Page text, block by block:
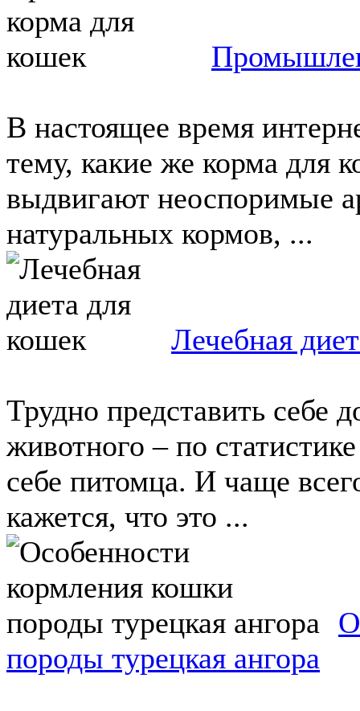
В настоящее время
тему, какие же корма для
выдвигают неоспоримые
натуральных кормов, ...
Лечебная
Трудно представить себе
животного – по
себе питомца. И чаще
кажется, что это ...
породы турецкая ангора